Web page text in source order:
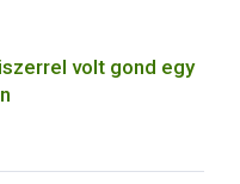
volt gond egy